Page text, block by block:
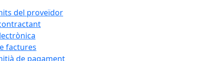
del proveïdor
factures
de pagament